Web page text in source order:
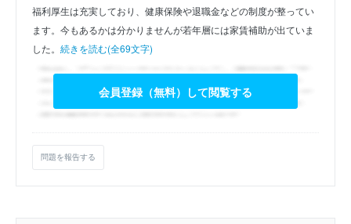
福利厚生は充実しており、健康保険や退職金などの制度が整ってい
ます。今もあるかは分かりませんが若年層には家賃補助が出ていま
した。 続きを読む(全69文字)
会員登録（無料）して閲覧する
問題を報告する